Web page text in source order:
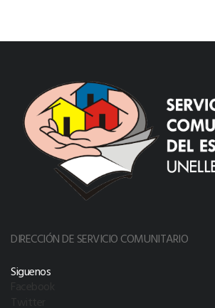
DIRECCIÓN DE SERVICIO COMUNITARIO
Siguenos